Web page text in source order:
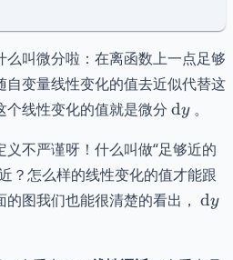
叫微分啦：在离函数上一点足够
变量线性变化的值去近似代替这
线性变化的值就是微分 dy。
不严谨呀！什么叫做“足够近的
？怎么样的线性变化的值才能跟
图我们也能很清楚的看出， dy